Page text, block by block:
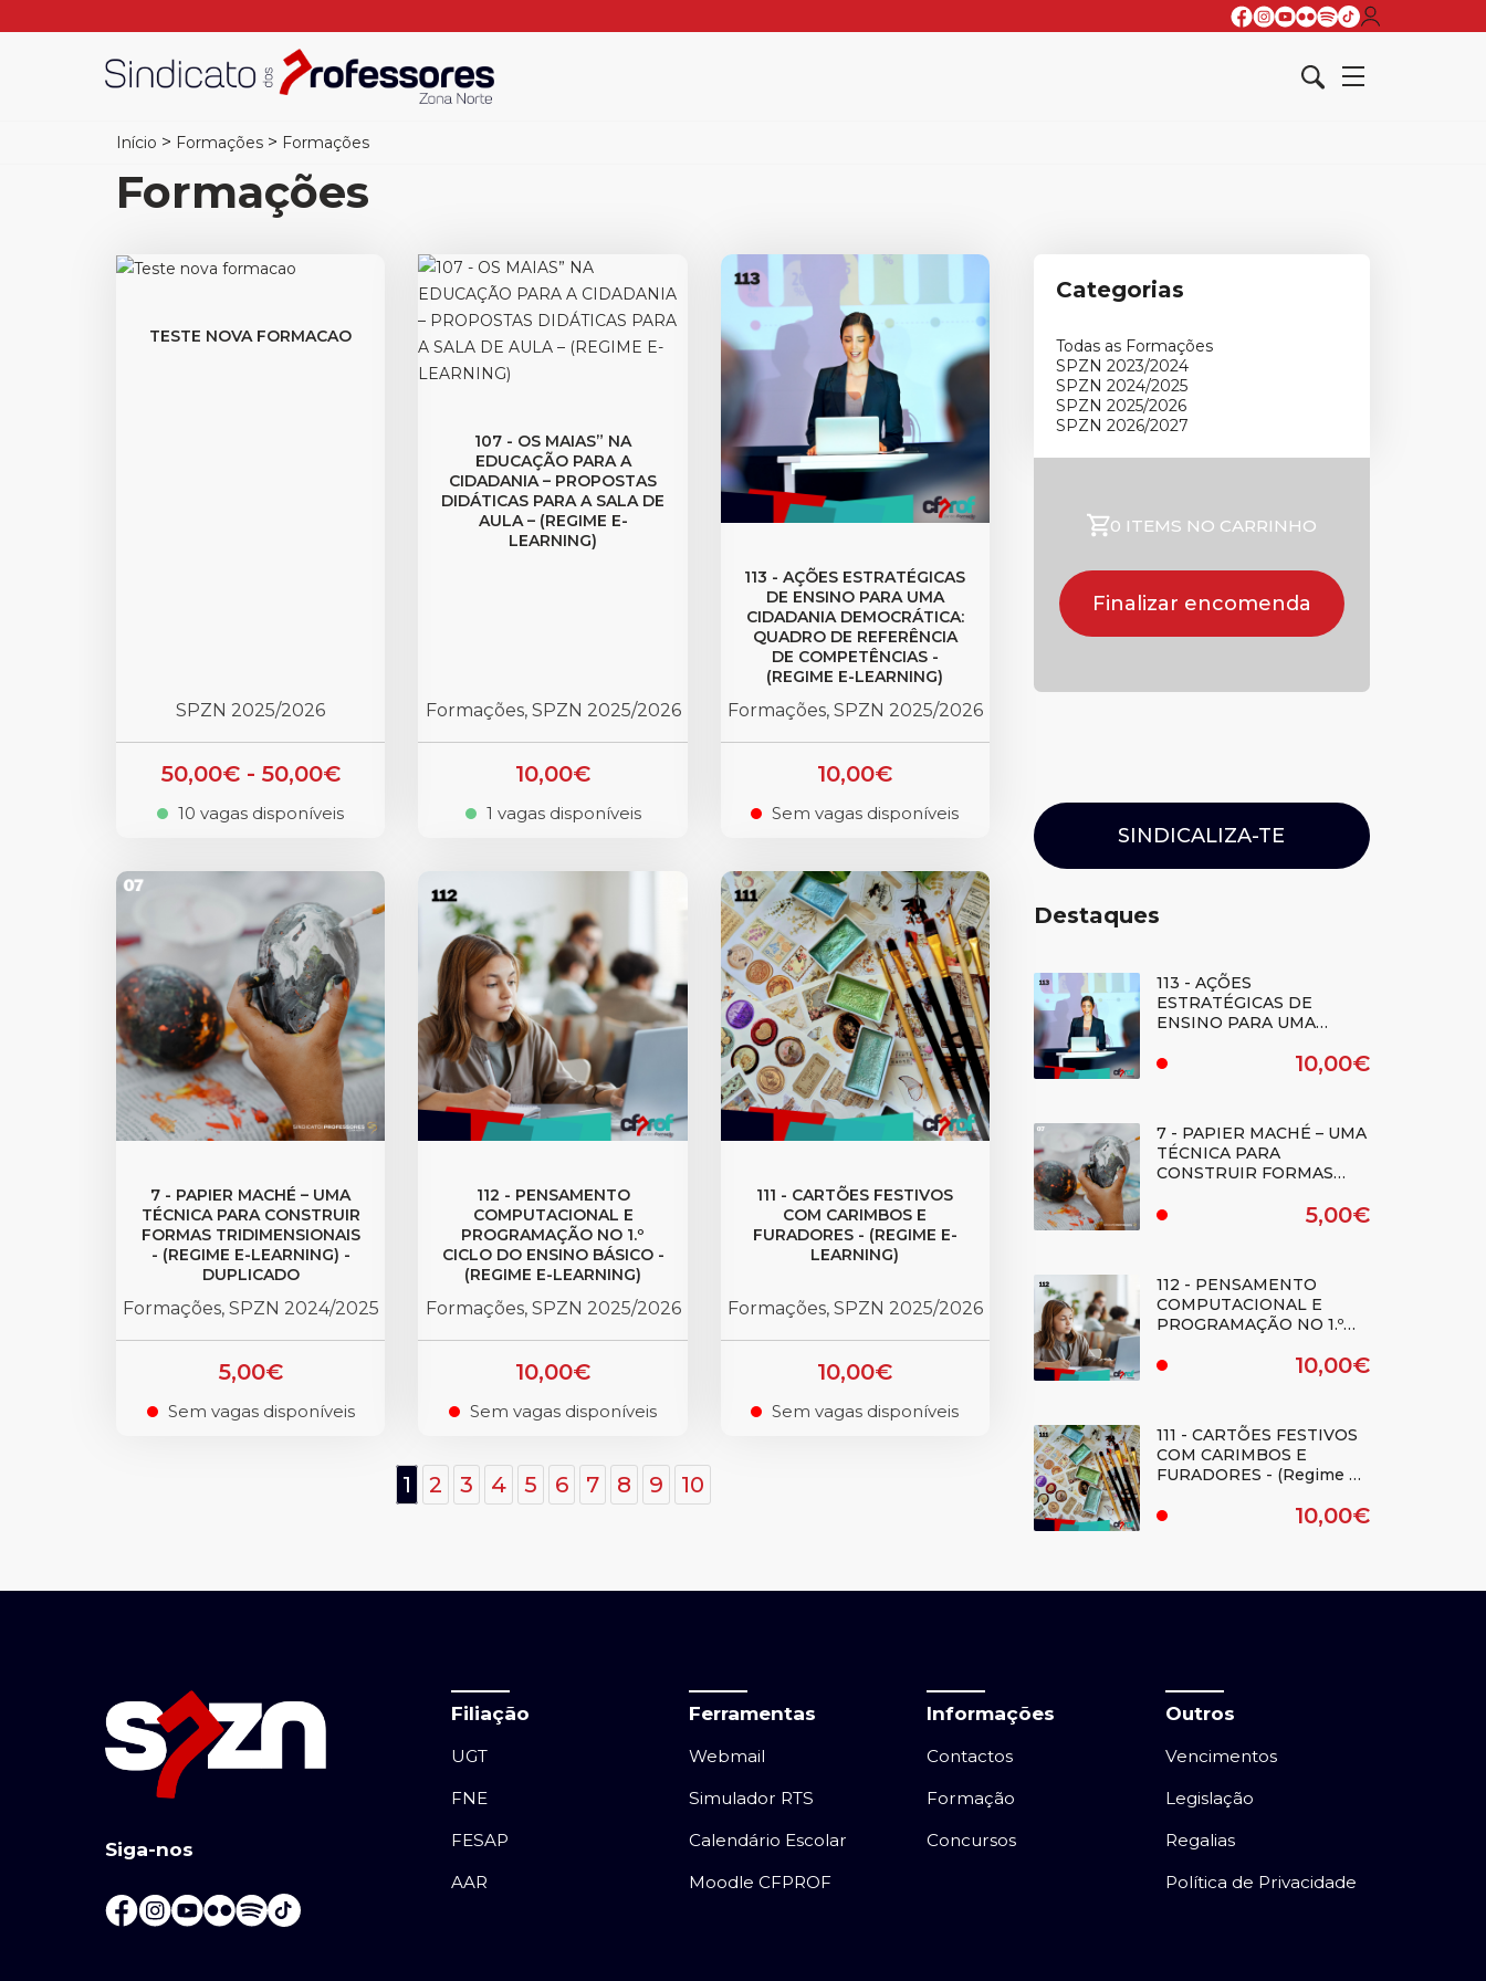
Início > Formações > Formações
Formações
TESTE NOVA FORMACAO
SPZN 2025/2026
50,00€ - 50,00€
. 10 vagas disponíveis
107 - OS MAIAS” NA
EDUCAÇÃO PARA A
CIDADANIA – PROPOSTAS
DIDÁTICAS PARA A SALA DE
AULA – (REGIME E-
LEARNING)
Formações, SPZN 2025/2026
10,00€
. 1 vagas disponíveis
113 - AÇÕES ESTRATÉGICAS
DE ENSINO PARA UMA
CIDADANIA DEMOCRÁTICA:
QUADRO DE REFERÊNCIA
DE COMPETÊNCIAS -
(REGIME E-LEARNING)
Formações, SPZN 2025/2026
10,00€
. Sem vagas disponíveis
7 - PAPIER MACHÉ – UMA
TÉCNICA PARA CONSTRUIR
FORMAS TRIDIMENSIONAIS
- (REGIME E-LEARNING) -
DUPLICADO
Formações, SPZN 2024/2025
5,00€
. Sem vagas disponíveis
112 - PENSAMENTO
COMPUTACIONAL E
PROGRAMAÇÃO NO 1.º
CICLO DO ENSINO BÁSICO -
(REGIME E-LEARNING)
Formações, SPZN 2025/2026
10,00€
. Sem vagas disponíveis
111 - CARTÕES FESTIVOS
COM CARIMBOS E
FURADORES - (REGIME E-
LEARNING)
Formações, SPZN 2025/2026
10,00€
. Sem vagas disponíveis
1 2 3 4 5 6 7 8 9 10
Categorias
Todas as Formações
SPZN 2023/2024
SPZN 2024/2025
SPZN 2025/2026
SPZN 2026/2027
0 ITEMS NO CARRINHO
Finalizar encomenda
SINDICALIZA-TE
Destaques
113 - AÇÕES
ESTRATÉGICAS DE
ENSINO PARA UMA
DEMOCRÁTICA: QUADRO
(Regime E-learning)
. 10,00€
7 - PAPIER MACHÉ – UMA
TÉCNICA PARA
CONSTRUIR FORMAS
(REGIME E-LEARNING) -
. 5,00€
112 - PENSAMENTO
COMPUTACIONAL E
PROGRAMAÇÃO NO 1.º
BÁSICO - (Regime E-
. 10,00€
111 - CARTÕES FESTIVOS
COM CARIMBOS E
FURADORES - (Regime E-
. 10,00€
Siga-nos
Filiação
UGT
FNE
FESAP
AAR
Ferramentas
Webmail
Simulador RTS
Calendário Escolar
Moodle CFPROF
Informações
Contactos
Formação
Concursos
Outros
Vencimentos
Legislação
Regalias
Política de Privacidade